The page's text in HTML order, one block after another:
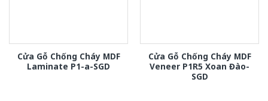
Cửa Gỗ Chống Cháy MDF
Laminate P1-a-SGD
Cửa Gỗ Chống Cháy MDF
Veneer P1R5 Xoan Đào-
SGD